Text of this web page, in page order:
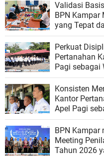
Validasi
BPN Kampar
yang Tepat
Perkuat
Pertanahan
Pagi sebagai
Kualitas
Konsisten
Kantor
Apel Pagi
Organisasi
BPN Kampar
Meeting
Tahun 2026